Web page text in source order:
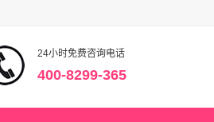
24小时免费咨询电话
400-8299-365